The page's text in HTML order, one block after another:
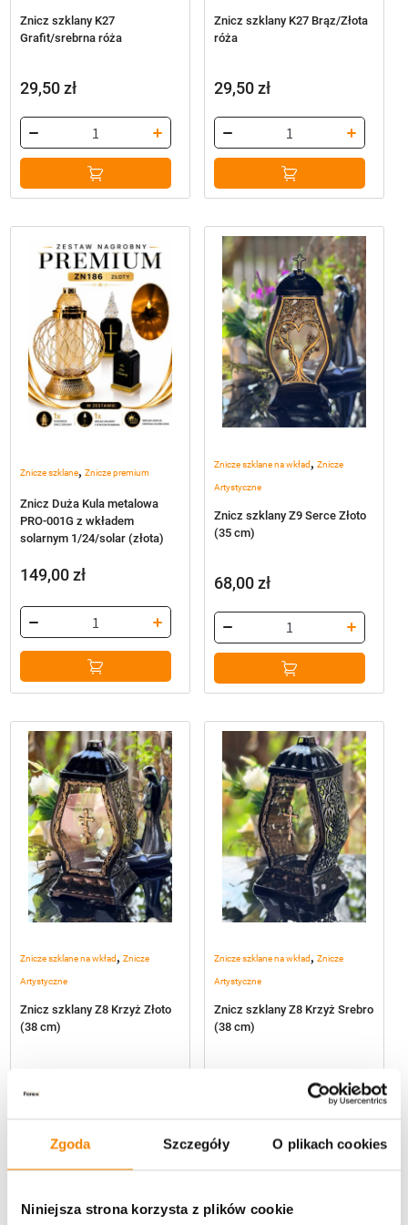
Zgoda Szczegóły O plikach cookies
Niniejsza strona korzysta z plików cookie
Znicz szklany K27
Grafit/srebrna róża
29,50zł
Znicz szklany K27 Brąz/Złota
róża
29,50zł
Znicze szklane, Znicze premium
Znicz Duża Kula metalowa
PRO-001G z wkładem
solarnym 1/24/solar (złota)
149,00zł
Znicze szklane na wkład, Znicze
Artystyczne
Znicz szklany Z9 Serce Złoto
(35 cm)
68,00zł
Znicze szklane na wkład, Znicze
Artystyczne
Znicz szklany Z8 Krzyż Złoto
(38 cm)
Znicze szklane na wkład, Znicze
Artystyczne
Znicz szklany Z8 Krzyż Srebro
(38 cm)